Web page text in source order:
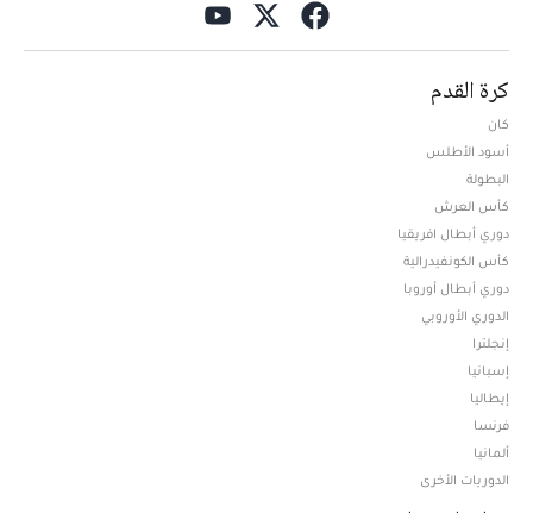
كرة القدم
كان
أسود الأطلس
البطولة
كأس العرش
دوري أبطال افريقيا
كأس الكونفيدرالية
دوري أبطال أوروبا
الدوري الأوروبي
إنجلترا
إسبانيا
إيطاليا
فرنسا
ألمانيا
الدوريات الأخرى